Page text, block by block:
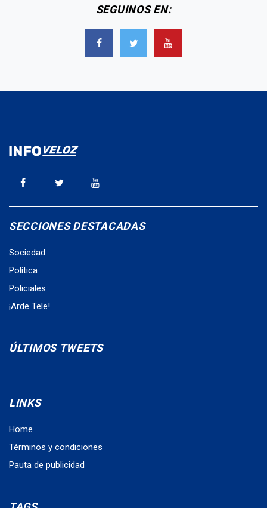
SEGUINOS EN:
SECCIONES DESTACADAS
Sociedad
Política
Policiales
¡Arde Tele!
ÚLTIMOS TWEETS
LINKS
Home
Términos y condiciones
Pauta de publicidad